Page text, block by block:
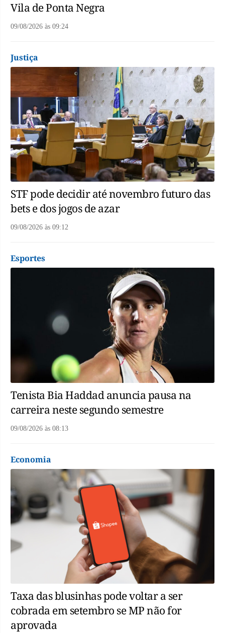
Vila de Ponta Negra
09/08/2026 às 09:24
Justiça
STF pode decidir até novembro futuro das
bets e dos jogos de azar
09/08/2026 às 09:12
Esportes
Tenista Bia Haddad anuncia pausa na
carreira neste segundo semestre
09/08/2026 às 08:13
Economia
Taxa das blusinhas pode voltar a ser
cobrada em setembro se MP não for
aprovada